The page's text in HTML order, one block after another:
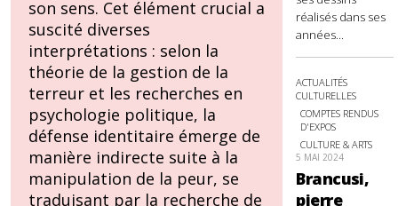
son sens. Cet élément crucial a
suscité diverses
interprétations : selon la
théorie de la gestion de la
terreur et les recherches en
psychologie politique, la
défense identitaire émerge de
manière indirecte suite à la
manipulation de la peur, se
traduisant par la recherche de
réalisés dans ses
années...
ACTUALITÉS
CULTURELLES
COMPTES RENDUS
D'EXPOS
CULTURE & ARTS
5 MAI 2024
Brancusi,
pierre